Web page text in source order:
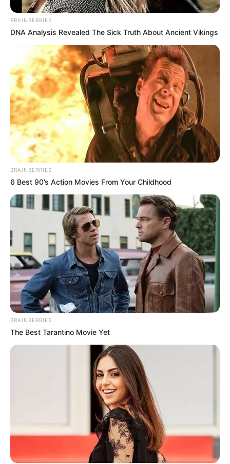
Por último, um passo a passo de
pneuspara agradar as crianças. Nocanal Lod
Moraesvocê vai aprender a fazer um balanço de
pneu super divertido e seguro. Confira!
7. Sola de sapato
BRAINBERRIES
DNA Analysis Revealed The Sick Truth About Ancient Vikings
BRAINBERRIES
6 Best 90’s Action Movies From Your Childhood
BRAINBERRIES
The Best Tarantino Movie Yet